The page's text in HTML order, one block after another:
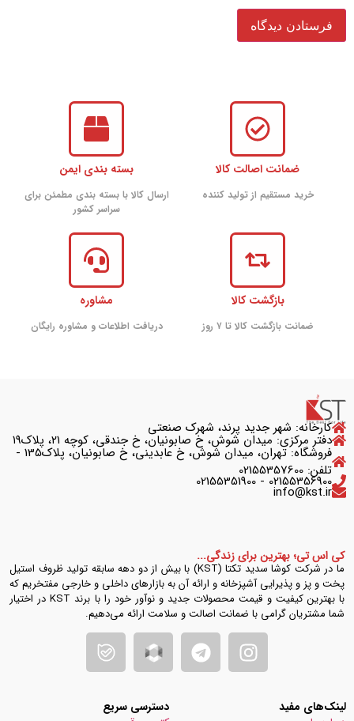
ضمانت اصالت کالا
خرید مستقیم از تولید کننده
بسته بندی ایمن
ارسال کالا با بسته بندی مطمئن برای
سراسر کشور
بازگشت کالا
ضمانت بازگشت کالا تا ۷ روز
مشاوره
دریافت اطلاعات و مشاوره رایگان
کارخانه: شهر جدید پرند، شهرک صنعتی
دفتر مرکزی: میدان شوش، خ صابونیان، خ جندقی، کوچه ۲۱، پلاک۱۹
فروشگاه: تهران، میدان شوش، خ عابدینی، خ صابونیان، پلاک135 -
تلفن: 02155357600
02155356900 - 02155351900
info@kst.ir
کی اس تی؛ بهترین برای زندگی...
ما در شرکت کوشا سدید تکتا (KST) با بیش از دو دهه سابقه تولید ظروف استیل
پخت و پز و پذیرایی آشپزخانه و ارائه آن به بازارهای داخلی و خارجی مفتخریم که
با بهترین کیفیت و قیمت محصولات جدید و نوآور خود را با برند KST در اختیار
شما مشتریان گرامی با ضمانت اصالت و سلامت ارائه می‌دهیم.
لینک‌های مفید
دسترسی سریع